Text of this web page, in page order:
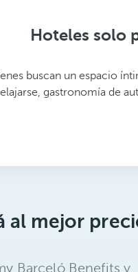
Hoteles solo
buscan un espacio
gastronomía de
al mejor
Barceló Benefits y